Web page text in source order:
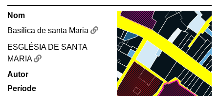
Nom
Basílica de santa Maria
ESGLÉSIA DE SANTA
MARIA
Autor
Període